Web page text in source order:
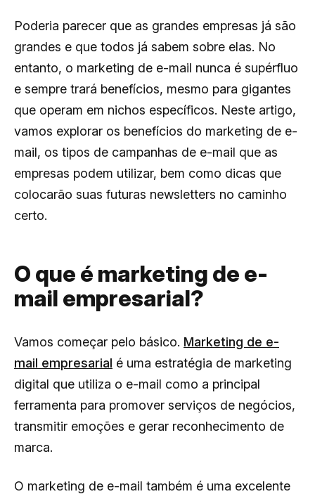
Poderia parecer que as grandes empresas já são
grandes e que todos já sabem sobre elas. No
entanto, o marketing de e-mail nunca é supérfluo
e sempre trará benefícios, mesmo para gigantes
que operam em nichos específicos. Neste artigo,
vamos explorar os benefícios do marketing de e-
mail, os tipos de campanhas de e-mail que as
empresas podem utilizar, bem como dicas que
colocarão suas futuras newsletters no caminho
certo.
O que é marketing de e-
mail empresarial?
Vamos começar pelo básico. Marketing de e-
mail empresarial é uma estratégia de marketing
digital que utiliza o e-mail como a principal
ferramenta para promover serviços de negócios,
transmitir emoções e gerar reconhecimento de
marca.
O marketing de e-mail também é uma excelente